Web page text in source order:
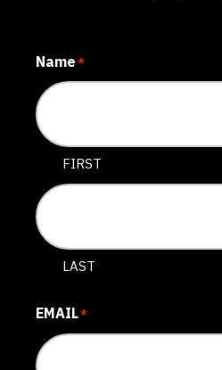
Name*
FIRST
LAST
EMAIL*